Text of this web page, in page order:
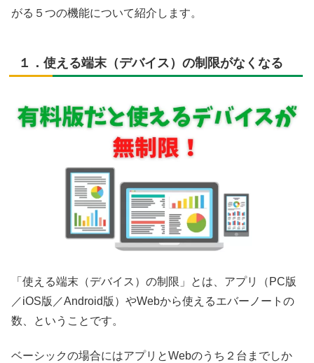
がる５つの機能について紹介します。
１．使える端末（デバイス）の制限がなくなる
「使える端末（デバイス）の制限」とは、アプリ（PC版
／iOS版／Android版）やWebから使えるエバーノートの
数、ということです。
ベーシックの場合にはアプリとWebのうち２台までしか